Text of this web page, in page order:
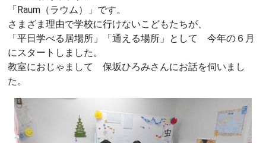
o
o
k
a
「Raum（ラウム）」です。
さまざま理由で学校に行けないこどもたちが、
「平日学べる居場所」「通える場所」として 今年の６月
にスタートしました。
教室におじゃまして 保坂ひろみさんにお話を伺いまし
た。